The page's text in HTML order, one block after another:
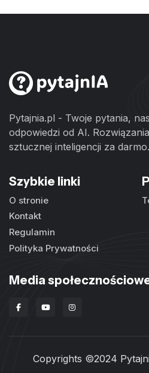
Pytajnia.pl - Twoje pytania,
odpowiedzi od AI.
sztucznej inteligencji za darmo.
Szybkie linki
O stronie
Kontakt
Regulamin
Polityka Prywatności
Media
Copyrights ©2024